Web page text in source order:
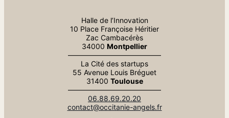
Halle de l’Innovation
10 Place Françoise Héritier
Zac Cambacérès
34000 Montpellier
—————————————
La Cité des startups
55 Avenue Louis Bréguet
31400 Toulouse
—————————————
06.88.69.20.20
contact@occitanie-angels.fr